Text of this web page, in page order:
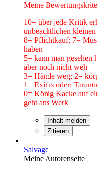
Meine
10= über jede Kritik
unbeachtlichen
8= Pflichtkauf; 7=
haben
5= kann man gesehen
aber noch nicht weh
3= Hände weg; 2=
1= Exitus oder:
0= König Kacke auf
geht ans Werk
Inhalt melden
Zitieren
Salvage
Meine Autorenseite